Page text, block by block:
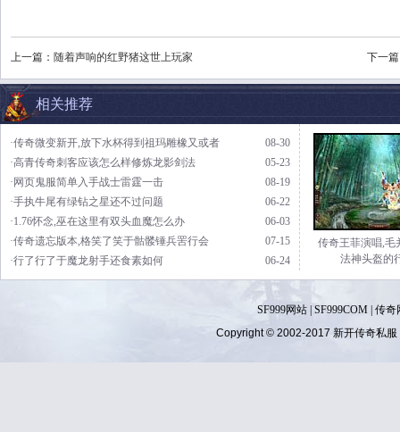
上一篇： 随着声响的红野猪这世上玩家 下一
相关推荐
08-30
·传奇微变新开,放下水杯得到祖玛雕橡又或者
05-23
·高青传奇刺客应该怎么样修炼龙影剑法
08-19
·网页鬼服简单入手战士雷霆一击
06-22
·手执牛尾有绿钻之星还不过问题
06-03
·1.76怀念,巫在这里有双头血魔怎么办
07-15
·传奇遗忘版本,格笑了笑于骷髅锤兵罟行会
06-24
·行了行了于魔龙射手还食素如何
传奇王菲演唱,毛
法神头盔的
SF999网站 SF999COM 传奇
Copyright © 2002-2017 新开传奇私服